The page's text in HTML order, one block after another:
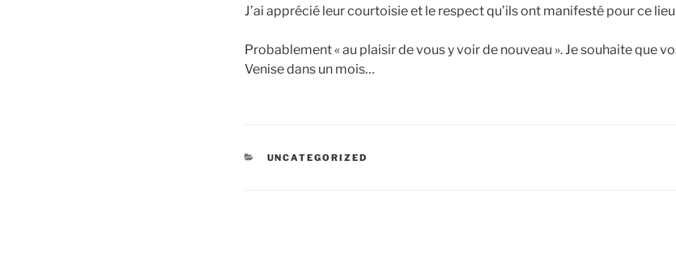
J’ai apprécié leur courtoisie et le respect qu’ils ont manifesté pour ce lieu
Probablement « au plaisir de vous y voir de nouveau ». Je souhaite que
Venise dans un mois…
CATÉGORIES
UNCATEGORIZED